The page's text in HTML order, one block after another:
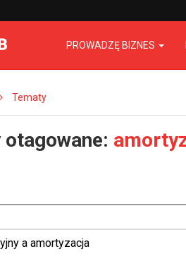
PROWADZĘ BIZNES
Tematy
a amortyzacja